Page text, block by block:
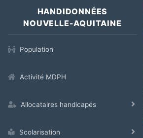
HANDIDONNÉES
NOUVELLE-AQUITAINE
Population
Activité MDPH
Allocataires handicapés
Scolarisation